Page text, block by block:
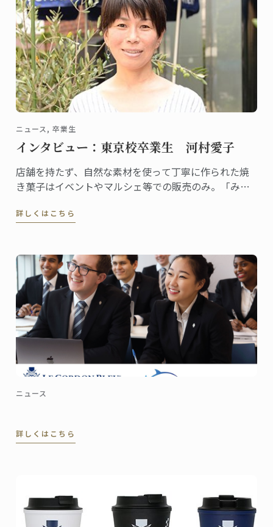
ニュース, 卒業生
インタビュー：東京校卒業生 河村愛子
店舗を持たず、自然な素材を使って丁寧に作られた焼
き菓子はイベントやマルシェ等での販売のみ。「みの
子さんは、2002年に東京校でグラン・ディプロムを取
詳しくはこちら
ニュース
詳しくはこちら